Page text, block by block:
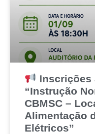
Inscrições
“Instrução
CBMSC –
Alimentação
Elétricos”